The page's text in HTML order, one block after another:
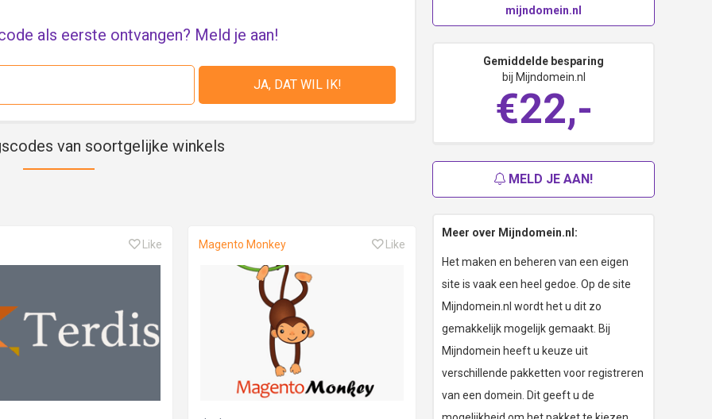
als eerste ontvangen? Meld je aan!
van soortgelijke winkels
Like Magento Monkey Like
mijndomein.nl
Gemiddelde besparing
bij Mijndomein.nl
€22,-
MELD JE AAN!
Meer over Mijndomein.nl:
Het maken en beheren van een eigen
site is vaak een heel gedoe. Op de site
Mijndomein.nl wordt het u dit zo
gemakkelijk mogelijk gemaakt. Bij
Mijndomein heeft u keuze uit
verschillende pakketten voor registreren
van een domein. Dit geeft u de